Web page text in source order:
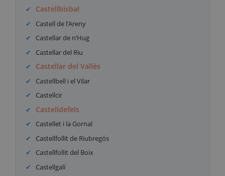
Castellbisbal
Castell de l’Areny
Castellar de n’Hug
Castellar del Riu
Castellar del Vallès
Castellbell i el Vilar
Castellcir
Castelldefels
Castellet i la Gornal
Castellfollit de Riubregós
Castellfollit del Boix
Castellgalí